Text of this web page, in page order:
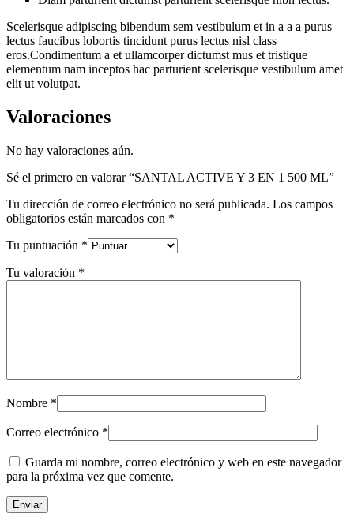
Scelerisque adipiscing bibendum sem vestibulum et in a a a purus
lectus faucibus lobortis tincidunt purus lectus nisl class
eros.Condimentum a et ullamcorper dictumst mus et tristique
elementum nam inceptos hac parturient scelerisque vestibulum amet
elit ut volutpat.
Valoraciones
No hay valoraciones aún.
Sé el primero en valorar “SANTAL ACTIVE Y 3 EN 1 500 ML”
Tu dirección de correo electrónico no será publicada. Los campos
obligatorios están marcados con *
Tu puntuación *
Tu valoración *
Nombre *
Correo electrónico *
Guarda mi nombre, correo electrónico y web en este navegador
para la próxima vez que comente.